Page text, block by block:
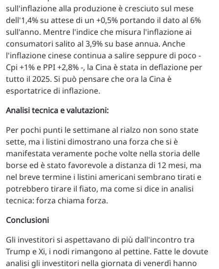
sull'inflazione alla produzione è cresciuto sul mese
dell'1,4% su attese di un +0,5% portando il dato al 6%
sull'anno. Mentre l'indice che misura l'inflazione ai
consumatori salito al 3,9% su base annua. Anche
l'inflazione cinese continua a salire seppure di poco -
Cpi +1% e PPI +2,8% -, la Cina è stata in deflazione per
tutto il 2025. Si può pensare che ora la Cina è
esportatrice di inflazione.
Analisi tecnica e valutazioni:
Per pochi punti le settimane al rialzo non sono state
sette, ma i listini dimostrano una forza che si è
manifestata veramente poche volte nella storia delle
borse ed è stato favorevole a distanza di 12 mesi, ma
nel breve termine i listini americani sembrano tirati e
potrebbero tirare il fiato, ma come si dice in analisi
tecnica: forza chiama forza.
Conclusioni
Gli investitori si aspettavano di più dall'incontro tra
Trump e Xi, i nodi rimangono al pettine. Fatte le dovute
analisi gli investitori nella giornata di venerdì hanno